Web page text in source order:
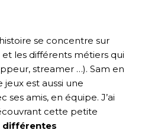
se concentre sur
et les différents métiers qui
streamer …). Sam en
jeux est aussi une
ses amis, en équipe. J’ai
cette petite
différentes